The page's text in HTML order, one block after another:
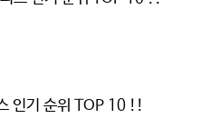
인기 순위 TOP 10 !!